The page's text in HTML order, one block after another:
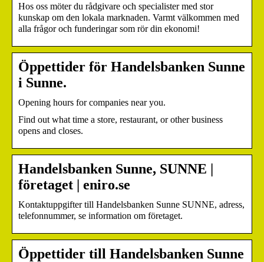
Hos oss möter du rådgivare och specialister med stor
kunskap om den lokala marknaden. Varmt välkommen med
alla frågor och funderingar som rör din ekonomi!
Öppettider för Handelsbanken Sunne
i Sunne.
Opening hours for companies near you.
Find out what time a store, restaurant, or other business
opens and closes.
Handelsbanken Sunne, SUNNE |
företaget | eniro.se
Kontaktuppgifter till Handelsbanken Sunne SUNNE, adress,
telefonnummer, se information om företaget.
Öppettider till Handelsbanken Sunne